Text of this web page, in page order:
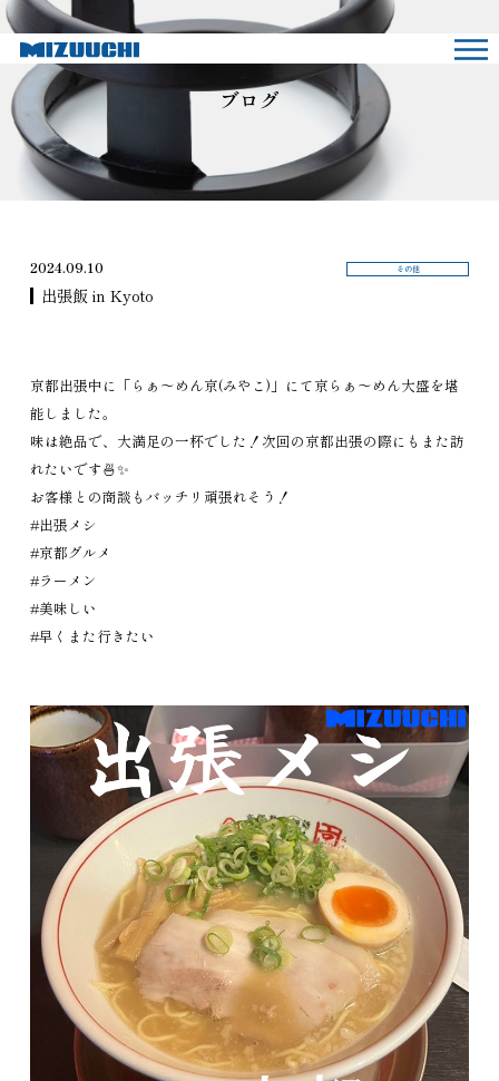
ブログ
2024.09.10
出張飯 in Kyoto
その他
京都出張中に「らぁ～めん京(みやこ)」にて京らぁ～めん大盛を堪
能しました。
味は絶品で、大満足の一杯でした！次回の京都出張の際にもまた訪
れたいです🍜✨
お客様との商談もバッチリ頑張れそう！
#出張メシ
#京都グルメ
#ラーメン
#美味しい
#早くまた行きたい